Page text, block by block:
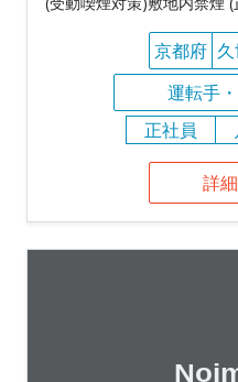
京都府
運転手
正社員
詳